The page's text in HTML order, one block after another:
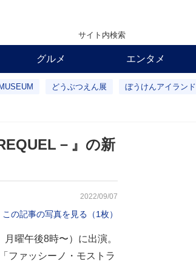
サイト内検索
グルメ エンタメ
どうぶつえん展 ぼうけんアイランド
－』の新
2022/09/07
この記事の写真を見る（1枚）
曜午後8時〜）に出演。
ファッシーノ・モストラ